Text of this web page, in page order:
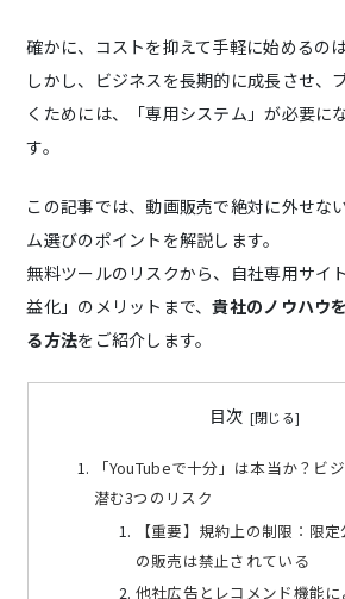
確かに、コストを抑えて手軽に始めるの
しかし、ビジネスを長期的に成長させ、
くためには、「専用システム」が必要に
す。
この記事では、動画販売で絶対に外せな
ム選びのポイントを解説します。
無料ツールのリスクから、自社専用サイ
益化」のメリットまで、貴社のノウハウ
る方法をご紹介します。
目次
「YouTubeで十分」は本当か？ビ
潜む3つのリスク
【重要】規約上の制限：限定
の販売は禁止されている
他社広告とレコメンド機能に